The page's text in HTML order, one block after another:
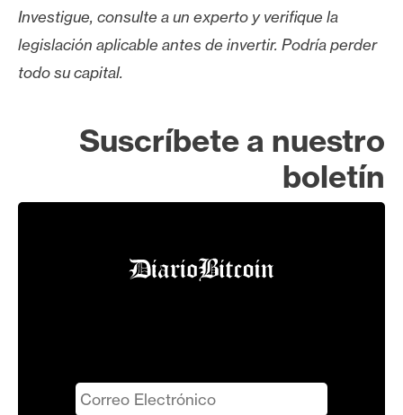
Investigue, consulte a un experto y verifique la
legislación aplicable antes de invertir. Podría perder
todo su capital.
Suscríbete a nuestro
boletín